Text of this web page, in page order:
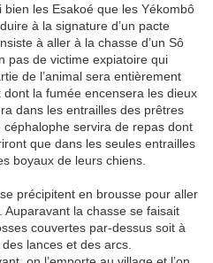
les Esakoé que les Yékombô
à la signature d’un pacte
à aller à la chasse d’un Sô
pas de victime expiatoire qui
de l’animal sera entièrement
la fumée encensera les dieux
dans les entrailles des prêtres
servira de repas dont
que dans les seules entrailles
boyaux de leurs chiens.
précipitent en brousse pour aller
Auparavant la chasse se faisait
couvertes par-dessus soit à
lances et des arcs.